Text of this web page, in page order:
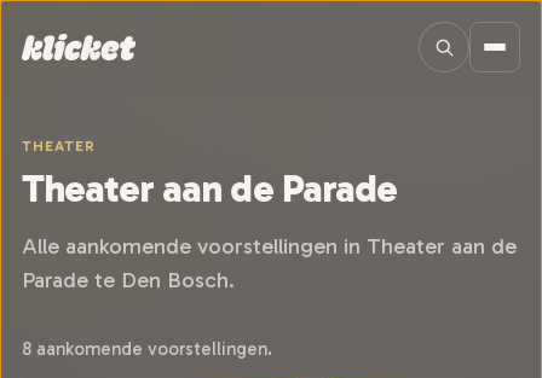
THEATER
Theater aan de Parade
Alle aankomende voorstellingen in Theater aan de
Parade te Den Bosch.
8 aankomende voorstellingen.